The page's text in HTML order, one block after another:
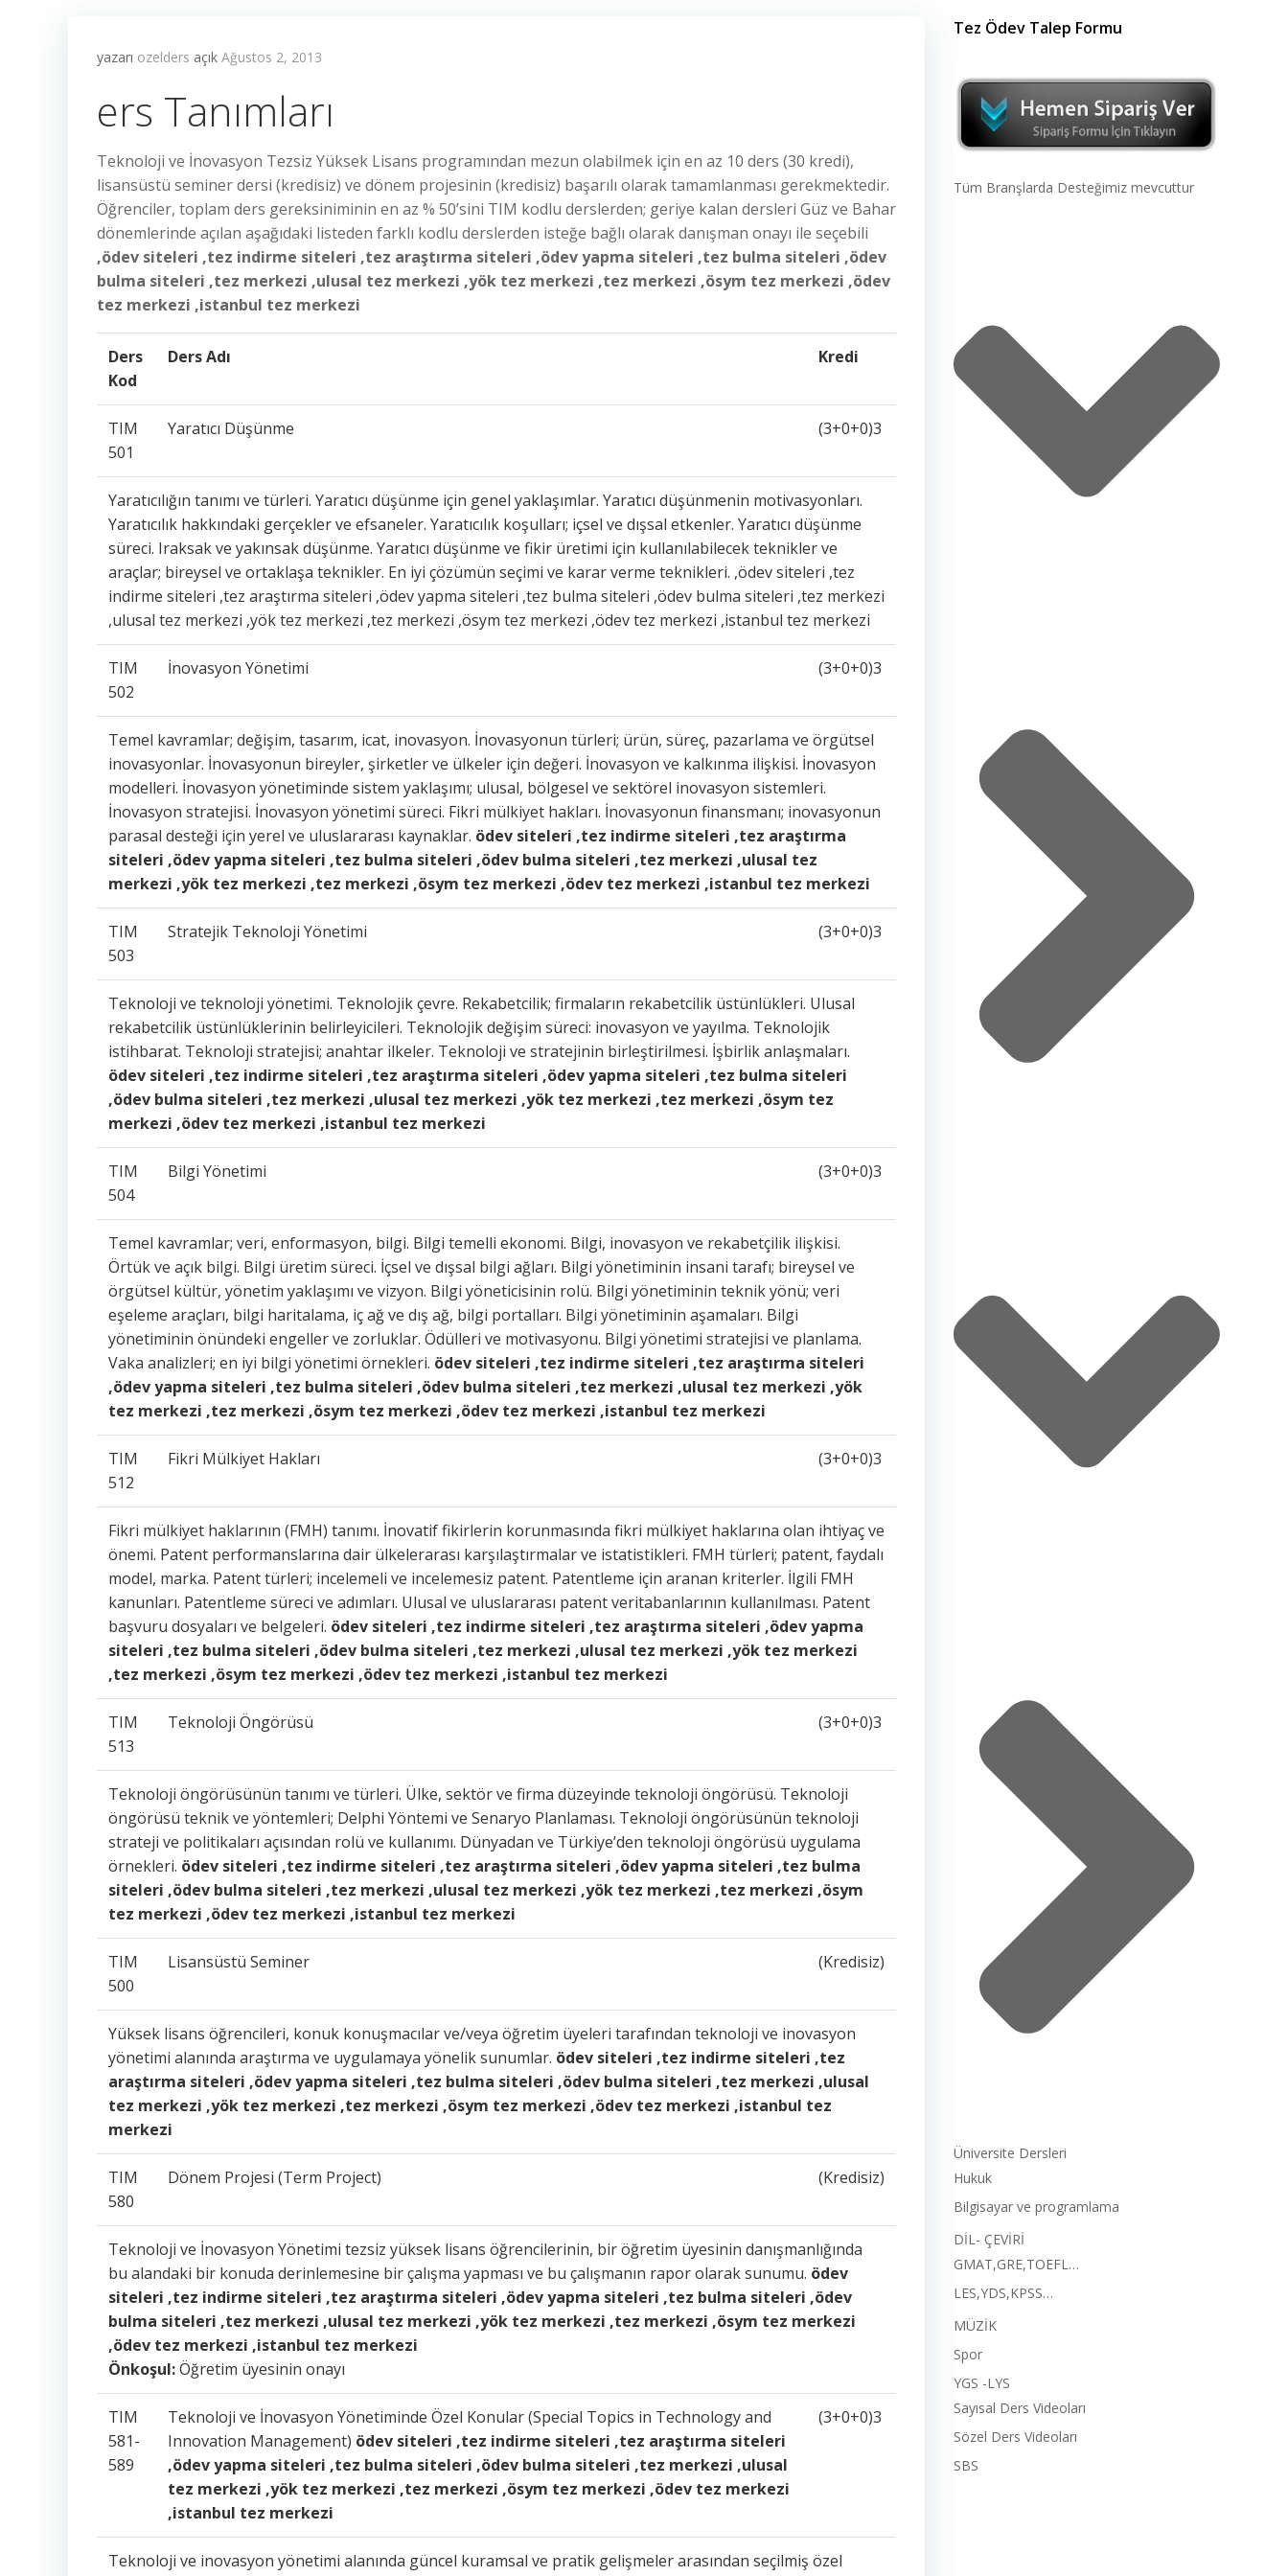
yazarı ozelders açık Ağustos 2, 2013
ers Tanımları
Teknoloji ve İnovasyon Tezsiz Yüksek Lisans programından mezun olabilmek için en az 10 ders (30 kredi),
lisansüstü seminer dersi (kredisiz) ve dönem projesinin (kredisiz) başarılı olarak tamamlanması gerekmektedir.
Öğrenciler, toplam ders gereksiniminin en az % 50’sini TIM kodlu derslerden; geriye kalan dersleri Güz ve Bahar
dönemlerinde açılan aşağıdaki listeden farklı kodlu derslerden isteğe bağlı olarak danışman onayı ile seçebili
,ödev siteleri ,tez indirme siteleri ,tez araştırma siteleri ,ödev yapma siteleri ,tez bulma siteleri ,ödev
bulma siteleri ,tez merkezi ,ulusal tez merkezi ,yök tez merkezi ,tez merkezi ,ösym tez merkezi ,ödev
tez merkezi ,istanbul tez merkezi
Ders
Kod
Ders Adı Kredi
TIM
501
Yaratıcı Düşünme (3+0+0)3
Yaratıcılığın tanımı ve türleri. Yaratıcı düşünme için genel yaklaşımlar. Yaratıcı düşünmenin motivasyonları.
Yaratıcılık hakkındaki gerçekler ve efsaneler. Yaratıcılık koşulları; içsel ve dışsal etkenler. Yaratıcı düşünme
süreci. Iraksak ve yakınsak düşünme. Yaratıcı düşünme ve fikir üretimi için kullanılabilecek teknikler ve
araçlar; bireysel ve ortaklaşa teknikler. En iyi çözümün seçimi ve karar verme teknikleri. ,ödev siteleri ,tez
indirme siteleri ,tez araştırma siteleri ,ödev yapma siteleri ,tez bulma siteleri ,ödev bulma siteleri ,tez merkezi
,ulusal tez merkezi ,yök tez merkezi ,tez merkezi ,ösym tez merkezi ,ödev tez merkezi ,istanbul tez merkezi
TIM
502
İnovasyon Yönetimi (3+0+0)3
Temel kavramlar; değişim, tasarım, icat, inovasyon. İnovasyonun türleri; ürün, süreç, pazarlama ve örgütsel
inovasyonlar. İnovasyonun bireyler, şirketler ve ülkeler için değeri. İnovasyon ve kalkınma ilişkisi. İnovasyon
modelleri. İnovasyon yönetiminde sistem yaklaşımı; ulusal, bölgesel ve sektörel inovasyon sistemleri.
İnovasyon stratejisi. İnovasyon yönetimi süreci. Fikri mülkiyet hakları. İnovasyonun finansmanı; inovasyonun
parasal desteği için yerel ve uluslararası kaynaklar. ödev siteleri ,tez indirme siteleri ,tez araştırma
siteleri ,ödev yapma siteleri ,tez bulma siteleri ,ödev bulma siteleri ,tez merkezi ,ulusal tez
merkezi ,yök tez merkezi ,tez merkezi ,ösym tez merkezi ,ödev tez merkezi ,istanbul tez merkezi
TIM
503
Stratejik Teknoloji Yönetimi (3+0+0)3
Teknoloji ve teknoloji yönetimi. Teknolojik çevre. Rekabetcilik; firmaların rekabetcilik üstünlükleri. Ulusal
rekabetcilik üstünlüklerinin belirleyicileri. Teknolojik değişim süreci: inovasyon ve yayılma. Teknolojik
istihbarat. Teknoloji stratejisi; anahtar ilkeler. Teknoloji ve stratejinin birleştirilmesi. İşbirlik anlaşmaları.
ödev siteleri ,tez indirme siteleri ,tez araştırma siteleri ,ödev yapma siteleri ,tez bulma siteleri
,ödev bulma siteleri ,tez merkezi ,ulusal tez merkezi ,yök tez merkezi ,tez merkezi ,ösym tez
merkezi ,ödev tez merkezi ,istanbul tez merkezi
TIM
504
Bilgi Yönetimi (3+0+0)3
Temel kavramlar; veri, enformasyon, bilgi. Bilgi temelli ekonomi. Bilgi, inovasyon ve rekabetçilik ilişkisi.
Örtük ve açık bilgi. Bilgi üretim süreci. İçsel ve dışsal bilgi ağları. Bilgi yönetiminin insani tarafı; bireysel ve
örgütsel kültür, yönetim yaklaşımı ve vizyon. Bilgi yöneticisinin rolü. Bilgi yönetiminin teknik yönü; veri
eşeleme araçları, bilgi haritalama, iç ağ ve dış ağ, bilgi portalları. Bilgi yönetiminin aşamaları. Bilgi
yönetiminin önündeki engeller ve zorluklar. Ödülleri ve motivasyonu. Bilgi yönetimi stratejisi ve planlama.
Vaka analizleri; en iyi bilgi yönetimi örnekleri. ödev siteleri ,tez indirme siteleri ,tez araştırma siteleri
,ödev yapma siteleri ,tez bulma siteleri ,ödev bulma siteleri ,tez merkezi ,ulusal tez merkezi ,yök
tez merkezi ,tez merkezi ,ösym tez merkezi ,ödev tez merkezi ,istanbul tez merkezi
TIM
512
Fikri Mülkiyet Hakları (3+0+0)3
Fikri mülkiyet haklarının (FMH) tanımı. İnovatif fikirlerin korunmasında fikri mülkiyet haklarına olan ihtiyaç ve
önemi. Patent performanslarına dair ülkelerarası karşılaştırmalar ve istatistikleri. FMH türleri; patent, faydalı
model, marka. Patent türleri; incelemeli ve incelemesiz patent. Patentleme için aranan kriterler. İlgili FMH
kanunları. Patentleme süreci ve adımları. Ulusal ve uluslararası patent veritabanlarının kullanılması. Patent
başvuru dosyaları ve belgeleri. ödev siteleri ,tez indirme siteleri ,tez araştırma siteleri ,ödev yapma
siteleri ,tez bulma siteleri ,ödev bulma siteleri ,tez merkezi ,ulusal tez merkezi ,yök tez merkezi
,tez merkezi ,ösym tez merkezi ,ödev tez merkezi ,istanbul tez merkezi
TIM
513
Teknoloji Öngörüsü (3+0+0)3
Teknoloji öngörüsünün tanımı ve türleri. Ülke, sektör ve firma düzeyinde teknoloji öngörüsü. Teknoloji
öngörüsü teknik ve yöntemleri; Delphi Yöntemi ve Senaryo Planlaması. Teknoloji öngörüsünün teknoloji
strateji ve politikaları açısından rolü ve kullanımı. Dünyadan ve Türkiye’den teknoloji öngörüsü uygulama
örnekleri. ödev siteleri ,tez indirme siteleri ,tez araştırma siteleri ,ödev yapma siteleri ,tez bulma
siteleri ,ödev bulma siteleri ,tez merkezi ,ulusal tez merkezi ,yök tez merkezi ,tez merkezi ,ösym
tez merkezi ,ödev tez merkezi ,istanbul tez merkezi
TIM
500
Lisansüstü Seminer (Kredisiz)
Yüksek lisans öğrencileri, konuk konuşmacılar ve/veya öğretim üyeleri tarafından teknoloji ve inovasyon
yönetimi alanında araştırma ve uygulamaya yönelik sunumlar. ödev siteleri ,tez indirme siteleri ,tez
araştırma siteleri ,ödev yapma siteleri ,tez bulma siteleri ,ödev bulma siteleri ,tez merkezi ,ulusal
tez merkezi ,yök tez merkezi ,tez merkezi ,ösym tez merkezi ,ödev tez merkezi ,istanbul tez
merkezi
TIM
580
Dönem Projesi (Term Project) (Kredisiz)
Teknoloji ve İnovasyon Yönetimi tezsiz yüksek lisans öğrencilerinin, bir öğretim üyesinin danışmanlığında
bu alandaki bir konuda derinlemesine bir çalışma yapması ve bu çalışmanın rapor olarak sunumu. ödev
siteleri ,tez indirme siteleri ,tez araştırma siteleri ,ödev yapma siteleri ,tez bulma siteleri ,ödev
bulma siteleri ,tez merkezi ,ulusal tez merkezi ,yök tez merkezi ,tez merkezi ,ösym tez merkezi
,ödev tez merkezi ,istanbul tez merkezi
Önkoşul:Öğretim üyesinin onayı
TIM
581-
589
Teknoloji ve İnovasyon Yönetiminde Özel Konular (Special Topics in Technology and
Innovation Management) ödev siteleri ,tez indirme siteleri ,tez araştırma siteleri
,ödev yapma siteleri ,tez bulma siteleri ,ödev bulma siteleri ,tez merkezi ,ulusal
tez merkezi ,yök tez merkezi ,tez merkezi ,ösym tez merkezi ,ödev tez merkezi
,istanbul tez merkezi
(3+0+0)3
Teknoloji ve inovasyon yönetimi alanında güncel kuramsal ve pratik gelişmeler arasından seçilmiş özel
Tez Ödev Talep Formu
Tüm Branşlarda Desteğimiz mevcuttur
Üniversite Dersleri
Hukuk
Bilgisayar ve programlama
DİL- ÇEVİRİ
GMAT,GRE,TOEFL…
LES,YDS,KPSS…
MÜZİK
Spor
YGS -LYS
Sayısal Ders Videoları
Sözel Ders Videoları
SBS